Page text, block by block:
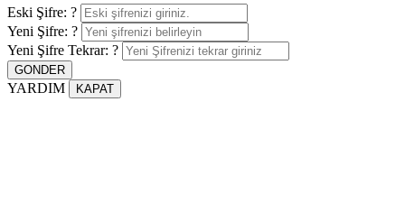
Eski Şifre: ?
Yeni Şifre: ?
Yeni Şifre Tekrar: ?
YARDIM KAPAT